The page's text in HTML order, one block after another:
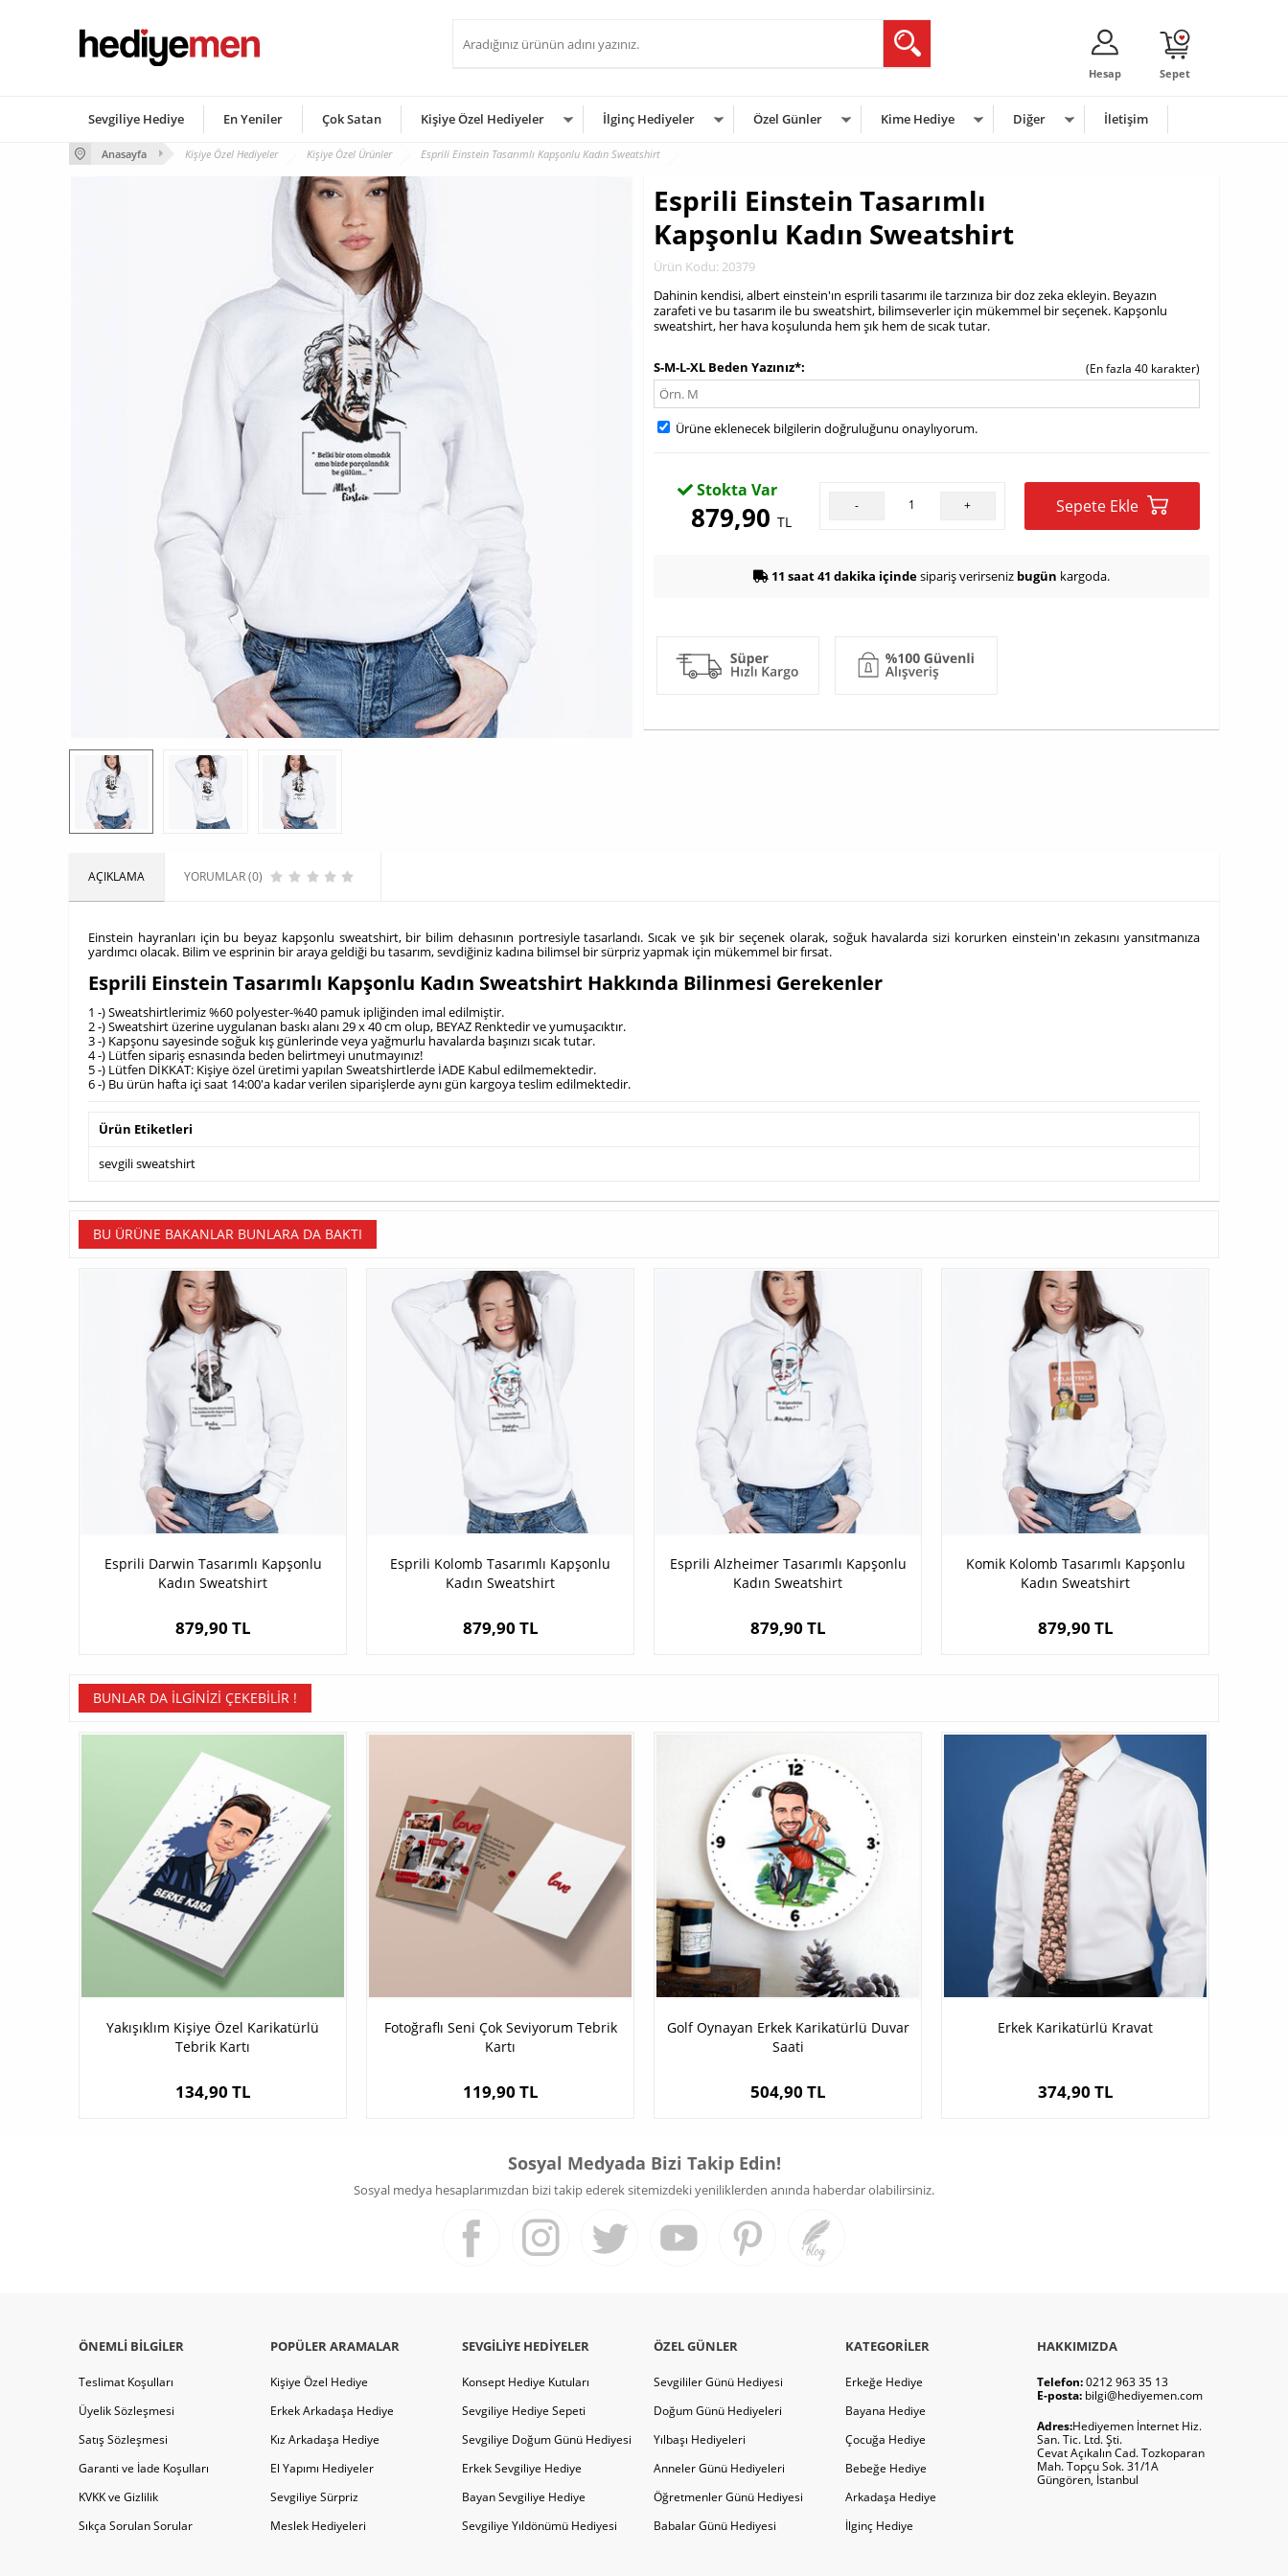
Sepet
Hesap
Sevgiliye Hediye En Yeniler Çok Satan Kişiye Özel Hediyeler İlginç Hediyeler Özel Günler Kime Hediye Diğer İletişim
Anasayfa Kişiye Özel Hediyeler Kişiye Özel Ürünler Esprili Einstein Tasarımlı Kapşonlu Kadın Sweatshirt
Esprili Einstein Tasarımlı
Kapşonlu Kadın Sweatshirt
Ürün Kodu: 20379
Dahinin kendisi, albert einstein'ın esprili tasarımı ile tarzınıza bir doz zeka ekleyin. Beyazın
zarafeti ve bu tasarım ile bu sweatshirt, bilimseverler için mükemmel bir seçenek. Kapşonlu
sweatshirt, her hava koşulunda hem şık hem de sıcak tutar.
S-M-L-XL Beden Yazınız*
(En fazla 40 karakter)
Ürüne eklenecek bilgilerin doğruluğunu onaylıyorum.
Stokta Var
879,90TL
- + Sepete Ekle
11 saat 41 dakika içindesipariş verirseniz bugün kargoda.
AÇIKLAMA YORUMLAR (0)
Einstein hayranları için bu beyaz kapşonlu sweatshirt, bir bilim dehasının portresiyle tasarlandı. Sıcak ve şık bir seçenek olarak, soğuk havalarda sizi korurken einstein'ın zekasını yansıtmanıza
yardımcı olacak. Bilim ve esprinin bir araya geldiği bu tasarım, sevdiğiniz kadına bilimsel bir sürpriz yapmak için mükemmel bir fırsat.
Esprili Einstein Tasarımlı Kapşonlu Kadın Sweatshirt Hakkında Bilinmesi Gerekenler
1 -) Sweatshirtlerimiz %60 polyester-%40 pamuk ipliğinden imal edilmiştir.
2 -) Sweatshirt üzerine uygulanan baskı alanı 29 x 40 cm olup, BEYAZ Renktedir ve yumuşacıktır.
3 -) Kapşonu sayesinde soğuk kış günlerinde veya yağmurlu havalarda başınızı sıcak tutar.
4 -) Lütfen sipariş esnasında beden belirtmeyi unutmayınız!
5 -) Lütfen DİKKAT: Kişiye özel üretimi yapılan Sweatshirtlerde İADE Kabul edilmemektedir.
6 -) Bu ürün hafta içi saat 14:00'a kadar verilen siparişlerde aynı gün kargoya teslim edilmektedir.
Ürün Etiketleri
sevgili sweatshirt
BU ÜRÜNE BAKANLAR BUNLARA DA BAKTI
Esprili Darwin Tasarımlı Kapşonlu
Kadın Sweatshirt
879,90 TL
Esprili Kolomb Tasarımlı Kapşonlu
Kadın Sweatshirt
879,90 TL
Esprili Alzheimer Tasarımlı Kapşonlu
Kadın Sweatshirt
879,90 TL
Komik Kolomb Tasarımlı Kapşonlu
Kadın Sweatshirt
879,90 TL
BUNLAR DA İLGINIZI ÇEKEBILIR !
Yakışıklım Kişiye Özel Karikatürlü
Tebrik Kartı
134,90 TL
Fotoğraflı Seni Çok Seviyorum Tebrik
Kartı
119,90 TL
Golf Oynayan Erkek Karikatürlü Duvar
Saati
504,90 TL
Erkek Karikatürlü Kravat
374,90 TL
Sosyal Medyada Bizi Takip Edin!
Sosyal medya hesaplarımızdan bizi takip ederek sitemizdeki yeniliklerden anında haberdar olabilirsiniz.
ÖNEMLI BILGILER
Teslimat Koşulları
Üyelik Sözleşmesi
Satış Sözleşmesi
Garanti ve İade Koşulları
KVKK ve Gizlilik
Sıkça Sorulan Sorular
POPÜLER ARAMALAR
Kişiye Özel Hediye
Erkek Arkadaşa Hediye
Kız Arkadaşa Hediye
El Yapımı Hediyeler
Sevgiliye Sürpriz
Meslek Hediyeleri
SEVGILIYE HEDIYELER
Konsept Hediye Kutuları
Sevgiliye Hediye Sepeti
Sevgiliye Doğum Günü Hediyesi
Erkek Sevgiliye Hediye
Bayan Sevgiliye Hediye
Sevgiliye Yıldönümü Hediyesi
ÖZEL GÜNLER
Sevgililer Günü Hediyesi
Doğum Günü Hediyeleri
Yılbaşı Hediyeleri
Anneler Günü Hediyeleri
Öğretmenler Günü Hediyesi
Babalar Günü Hediyesi
KATEGORILER
Erkeğe Hediye
Bayana Hediye
Çocuğa Hediye
Bebeğe Hediye
Arkadaşa Hediye
İlginç Hediye
HAKKIMIZDA
Telefon:0212 963 35 13
E-posta: bilgi@hediyemen.com
Adres:Hediyemen İnternet Hiz.
San. Tic. Ltd. Şti.
Cevat Açıkalın Cad. Tozkoparan
Mah. Topçu Sok. 31/1A
Güngören, İstanbul